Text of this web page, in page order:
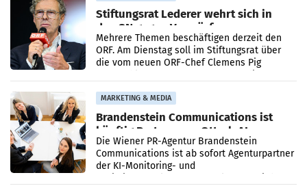
Stiftungsrat Lederer wehrt sich in
den SN gegen Vorwürfe
Mehrere Themen beschäftigen derzeit den
ORF. Am Dienstag soll im Stiftungsrat über
die vom neuen ORF-Chef Clemens Pig
MARKETING & MEDIA
Brandenstein Communications ist
künftig Partner von OtterlyAI
Die Wiener PR-Agentur Brandenstein
Communications ist ab sofort Agenturpartner
der KI-Monitoring- und